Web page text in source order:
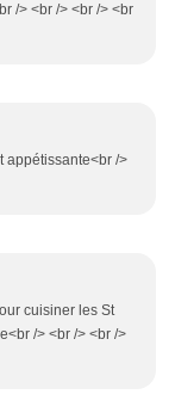
/> <br /> <br /> <br
appétissante<br />
cuisiner les St
/> <br /> <br />